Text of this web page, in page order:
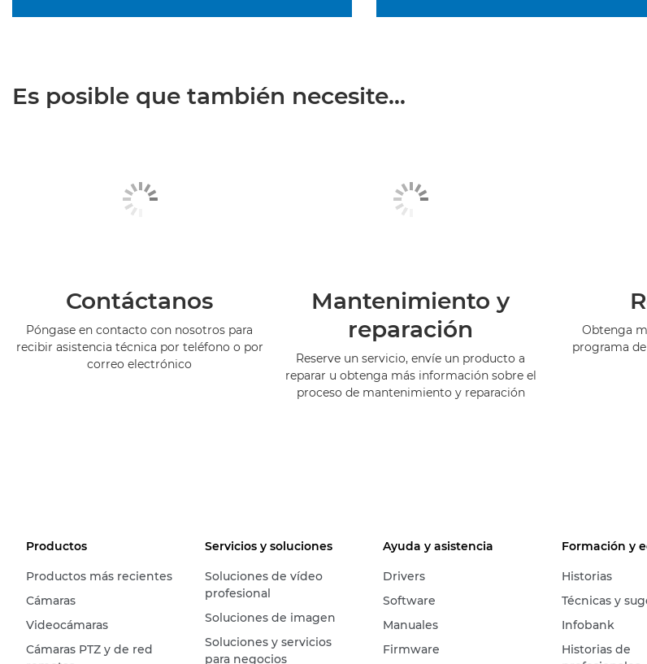
Es posible que también necesite...
Contáctanos
Póngase en contacto con nosotros para
recibir asistencia técnica por teléfono o por
correo electrónico
Mantenimiento y
reparación
Reserve un servicio, envíe un producto a
reparar u obtenga más información sobre el
proceso de mantenimiento y reparación
Obtenga
programa
Productos
Productos más recientes
Cámaras
Videocámaras
Cámaras PTZ y de red
Servicios y soluciones
Soluciones de vídeo
profesional
Soluciones de imagen
Soluciones y servicios
para negocios
Ayuda y asistencia
Drivers
Software
Manuales
Firmware
Formación y
Historias
Técnicas y
Infobank
Historias de